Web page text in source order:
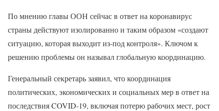
По мнению главы ООН сейчас в ответ на коронавирус
страны действуют изолированно и таким образом «создают
ситуацию, которая выходит из-под контроля». Ключом к
решению проблемы он называл глобальную координацию.
Генеральный секретарь заявил, что координация
политических, экономических и социальных мер в ответ на
последствия COVID-19, включая потерю рабочих мест, рост